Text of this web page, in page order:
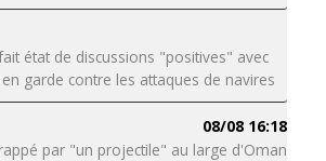
état de discussions "positives" avec
garde contre les attaques de navires
08/08 16:18
par "un projectile" au large d'Oman